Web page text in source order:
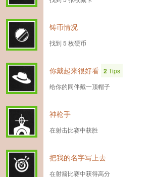
铸币情况
找到 5 枚硬币
你戴起来很好看 2Tips
给你的同伴戴一顶帽子
神枪手
在射击比赛中获胜
把我的名字写上去
在射箭比赛中获得高分